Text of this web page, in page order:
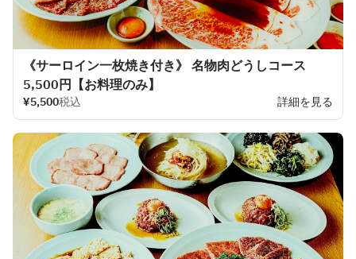
《サーロイン一枚焼き付き》 名物肉どうしコース
5,500円【お料理のみ】
¥5,500税込 詳細を見る